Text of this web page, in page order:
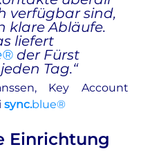
verfügbar sind,
klare Abläufe.
liefert
der Fürst
Tag.“
Key Account
sync.blue®
Einrichtung